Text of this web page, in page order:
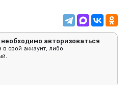
авторизоваться
свой аккаунт, либо